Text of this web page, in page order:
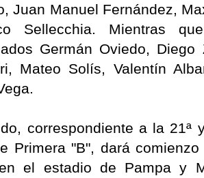
Juan Manuel Fernández,
Sellecchia. Mientras
Germán Oviedo,
Mateo Solís, Valentín
correspondiente a la 21ª
Primera "B", dará
el estadio de Pampa y